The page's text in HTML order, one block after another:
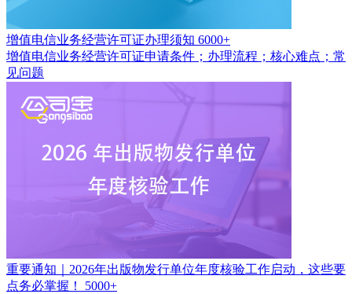
增值电信业务经营许可证办理须知 6000+
增值电信业务经营许可证申请条件；办理流程；核心难点；常
见问题
重要通知｜2026年出版物发行单位年度核验工作启动，这些要
点务必掌握！
5000+